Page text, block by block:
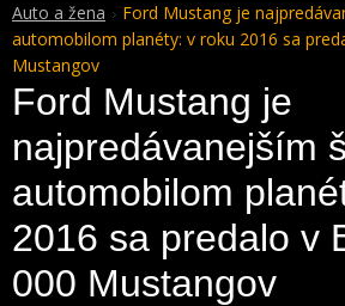
Auto a žena
Ford Mustang je
automobilom planéty: v roku 2016 sa
Mustangov
Ford Mustang je
najpredávanejším
automobilom
2016 sa predalo v
000 Mustangov